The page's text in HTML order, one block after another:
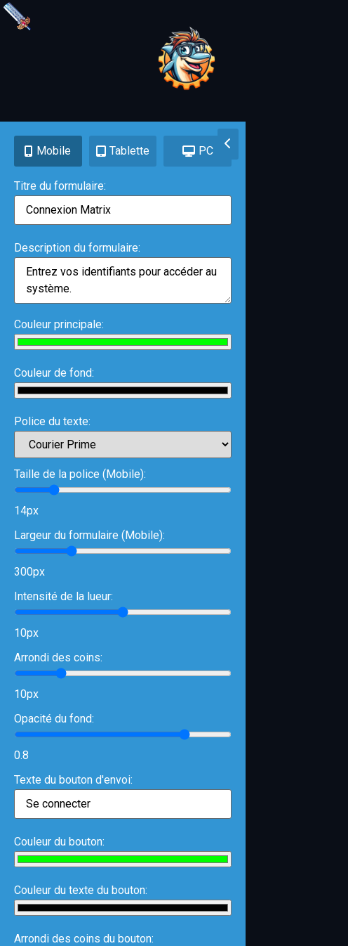
Mobile Tablette PC
Titre du formulaire:
Description du formulaire:
Couleur principale:
Couleur de fond:
Police du texte:
Taille de la police (Mobile):
14px
Largeur du formulaire (Mobile):
300px
Intensité de la lueur:
10px
Arrondi des coins:
10px
Opacité du fond:
0.8
Texte du bouton d'envoi:
Couleur du bouton:
Couleur du texte du bouton:
Arrondi des coins du bouton: